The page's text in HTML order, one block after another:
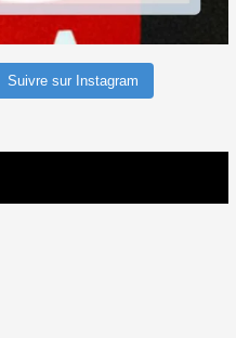
Suivre sur Instagram